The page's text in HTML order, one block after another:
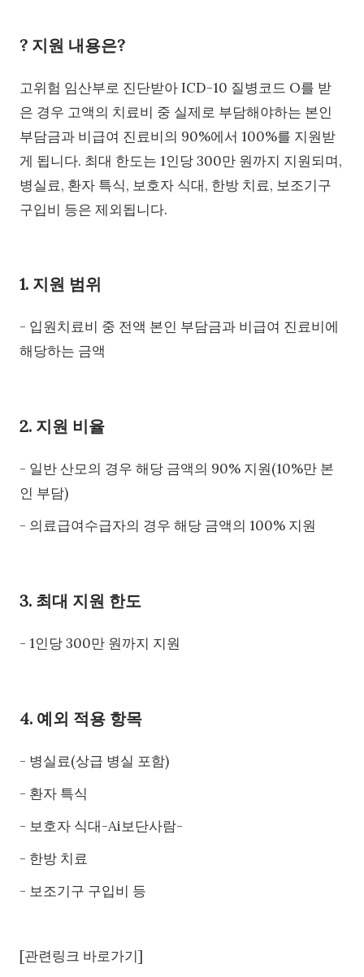
? 지원 내용은?
고위험 임산부로 진단받아 ICD-10 질병코드 O를 받
은 경우 고액의 치료비 중 실제로 부담해야하는 본인
부담금과 비급여 진료비의 90%에서 100%를 지원받
게 됩니다. 최대 한도는 1인당 300만 원까지 지원되며,
병실료, 환자 특식, 보호자 식대, 한방 치료, 보조기구
구입비 등은 제외됩니다.
1. 지원 범위
- 입원치료비 중 전액 본인 부담금과 비급여 진료비에
해당하는 금액
2. 지원 비율
- 일반 산모의 경우 해당 금액의 90% 지원(10%만 본
인 부담)
- 의료급여수급자의 경우 해당 금액의 100% 지원
3. 최대 지원 한도
- 1인당 300만 원까지 지원
4. 예외 적용 항목
- 병실료(상급 병실 포함)
- 환자 특식
- 보호자 식대-Ai보단사람-
- 한방 치료
- 보조기구 구입비 등
[관련링크 바로가기]